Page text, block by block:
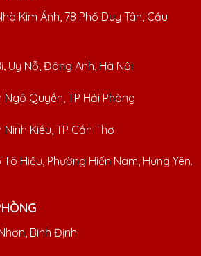
Kim Ánh, 78 Phố Duy Tân, Cầu
Uy Nỗ, Đông Anh, Hà Nội
Quyền, TP Hải Phòng
Kiều, TP Cần Thơ
Hiệu, Phường Hiến Nam, Hưng Yên.
Bình Định